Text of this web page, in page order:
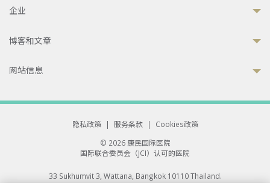
企业
博客和文章
网站信息
隐私政策 | 服务条款 |
Cookies政策
© 2026 康民国际医院
国际联合委员会（JCI）认可的医院
33 Sukhumvit 3, Wattana, Bangkok 10110 Thailand.
All rights reserved.